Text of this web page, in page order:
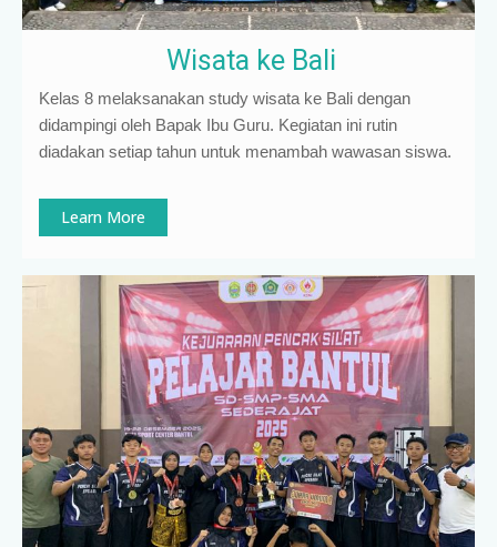
Wisata ke Bali
Kelas 8 melaksanakan study wisata ke Bali dengan
didampingi oleh Bapak Ibu Guru. Kegiatan ini rutin
diadakan setiap tahun untuk menambah wawasan siswa.
Learn More